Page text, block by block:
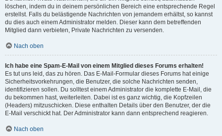
löschen, indem du in deinem persönlichen Bereich eine entsprechende Regel
erstellst. Falls du belästigende Nachrichten von jemandem erhältst, so kannst
du dies auch einem Administrator melden. Dieser kann dem betreffenden
Mitglied dann verbieten, Private Nachrichten zu versenden.
Nach oben
Ich habe eine Spam-E-Mail von einem Mitglied dieses Forums erhalten!
Es tut uns leid, das zu hören. Das E-Mail-Formular dieses Forums hat einige
Sicherheitsvorkehrungen, die Benutzer, die solche Nachrichten senden,
identifizieren sollen. Du solltest einem Administrator die komplette E-Mail, die
du bekommen hast, weiterleiten. Dabei ist es ganz wichtig, die Kopfzeilen
(Headers) mitzuschicken. Diese enthalten Details über den Benutzer, der die
E-Mail verschickt hat. Der Administrator kann dann entsprechend reagieren.
Nach oben